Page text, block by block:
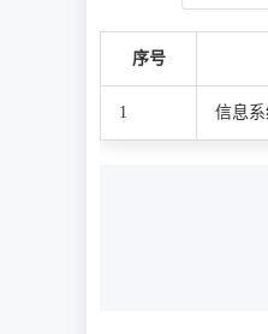
序号
1 信息